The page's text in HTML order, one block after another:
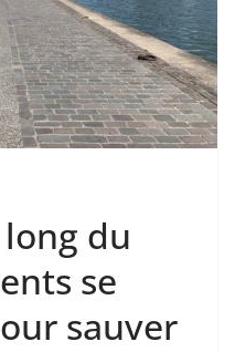
du
se
sauver